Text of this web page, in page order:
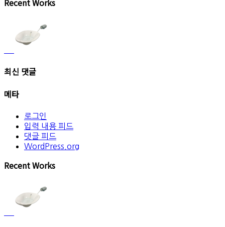
Recent Works
최신 댓글
메타
로그인
입력 내용 피드
댓글 피드
WordPress.org
Recent Works